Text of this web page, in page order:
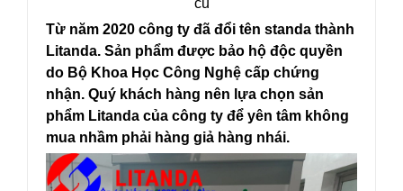
Từ năm 2020 công ty đã đổi tên standa thành
Litanda. Sản phẩm được bảo hộ độc quyền
do Bộ Khoa Học Công Nghệ cấp chứng
nhận. Quý khách hàng nên lựa chọn sản
phẩm Litanda của công ty để yên tâm không
mua nhầm phải hàng giả hàng nhái.